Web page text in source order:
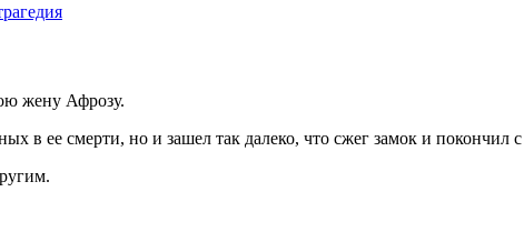
жену Афрозу.
в ее смерти, но и зашел так далеко, что сжег замок и